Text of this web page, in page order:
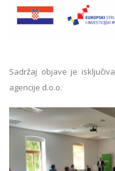
Sadržaj objave je
agencije d.o.o.